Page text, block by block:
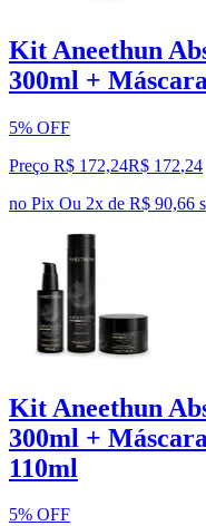
Kit Aneethun
300ml +
5% OFF
Preço R$ 172,24R$ 172,24
no Pix Ou 2x de R$ 90,66
Kit Aneethun
300ml +
110ml
5% OFF